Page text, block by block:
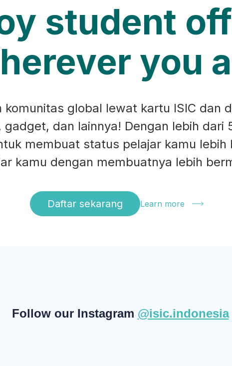
student
you
komunitas global lewat kartu ISIC dan
dan lainnya! Dengan lebih dari
membuat status pelajar kamu lebih
kamu dengan membuatnya lebih
Daftar sekarang Learn more
Follow our Instagram @isic.indonesia